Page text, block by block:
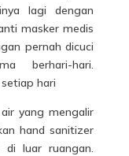
lagi dengan
masker medis
pernah dicuci
berhari-hari.
hari
yang mengalir
hand sanitizer
di luar ruangan.